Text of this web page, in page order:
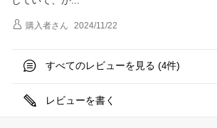
購入者さん 2024/11/22
すべてのレビューを見る (4件)
レビューを書く